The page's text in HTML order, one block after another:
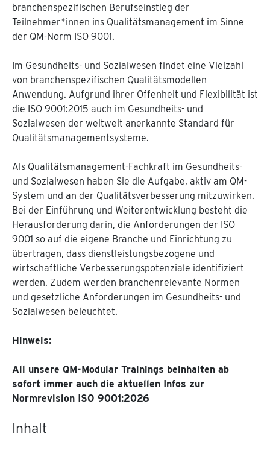
branchenspezifischen Berufseinstieg der
Teilnehmer*innen ins Qualitätsmanagement im Sinne
der QM-Norm ISO 9001.
Im Gesundheits- und Sozialwesen findet eine Vielzahl
von branchenspezifischen Qualitätsmodellen
Anwendung. Aufgrund ihrer Offenheit und Flexibilität ist
die ISO 9001:2015 auch im Gesundheits- und
Sozialwesen der weltweit anerkannte Standard für
Qualitätsmanagementsysteme.
Als Qualitätsmanagement-Fachkraft im Gesundheits-
und Sozialwesen haben Sie die Aufgabe, aktiv am QM-
System und an der Qualitätsverbesserung mitzuwirken.
Bei der Einführung und Weiterentwicklung besteht die
Herausforderung darin, die Anforderungen der ISO
9001 so auf die eigene Branche und Einrichtung zu
übertragen, dass dienstleistungsbezogene und
wirtschaftliche Verbesserungspotenziale identifiziert
werden. Zudem werden branchenrelevante Normen
und gesetzliche Anforderungen im Gesundheits- und
Sozialwesen beleuchtet.
Hinweis:
All unsere QM-Modular Trainings beinhalten ab
sofort immer auch die aktuellen Infos zur
Normrevision ISO 9001:2026
Inhalt